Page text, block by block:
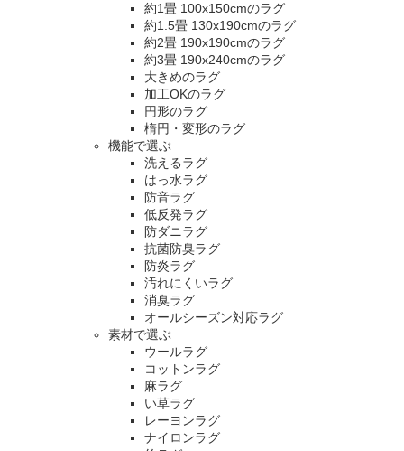
約1畳 100x150cmのラグ
約1.5畳 130x190cmのラグ
約2畳 190x190cmのラグ
約3畳 190x240cmのラグ
大きめのラグ
加工OKのラグ
円形のラグ
楕円・変形のラグ
機能で選ぶ
洗えるラグ
はっ水ラグ
防音ラグ
低反発ラグ
防ダニラグ
抗菌防臭ラグ
防炎ラグ
汚れにくいラグ
消臭ラグ
オールシーズン対応ラグ
素材で選ぶ
ウールラグ
コットンラグ
麻ラグ
い草ラグ
レーヨンラグ
ナイロンラグ